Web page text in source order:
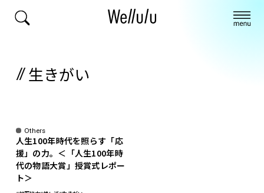
生きがい
Others
人生100年時代を照らす「応
援」の力。＜「人生100年時
代の物語大賞」授賞式レポー
ト＞